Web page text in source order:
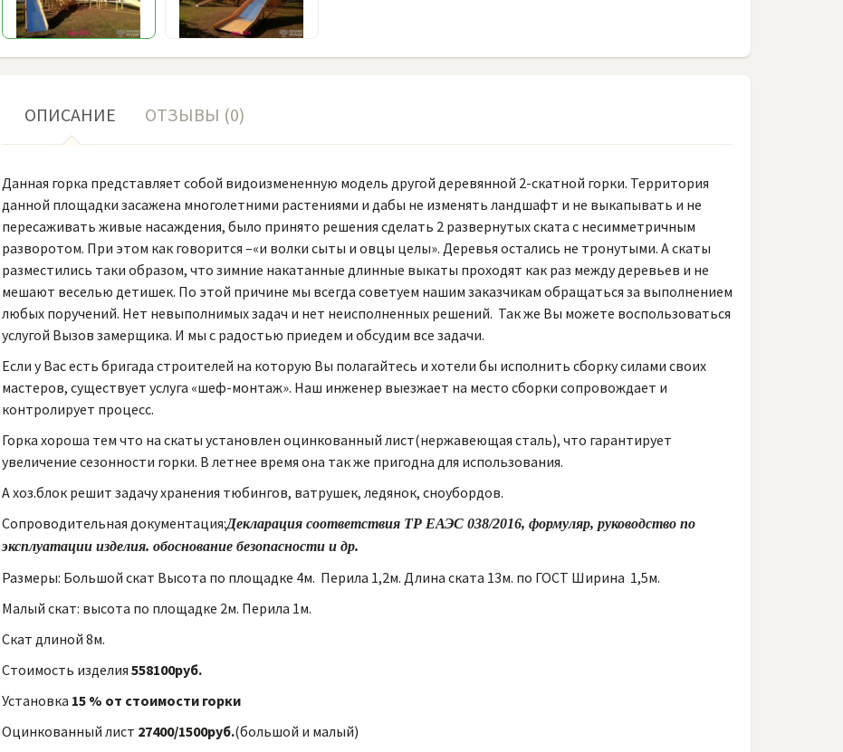
ОПИСАНИЕ ОТЗЫВЫ (0)
Данная горка представляет собой видоизмененную модель другой деревянной 2-скатной горки. Территория
данной площадки засажена многолетними растениями и дабы не изменять ландшафт и не выкапывать и не
пересаживать живые насаждения, было принято решения сделать 2 развернутых ската с несимметричным
разворотом. При этом как говорится –«и волки сыты и овцы целы». Деревья остались не тронутыми. А скаты
разместились таки образом, что зимние накатанные длинные выкаты проходят как раз между деревьев и не
мешают веселью детишек. По этой причине мы всегда советуем нашим заказчикам обращаться за выполнением
любых поручений. Нет невыполнимых задач и нет неисполненных решений. Так же Вы можете воспользоваться
услугой Вызов замерщика. И мы с радостью приедем и обсудим все задачи.
Если у Вас есть бригада строителей на которую Вы полагайтесь и хотели бы исполнить сборку силами своих
мастеров, существует услуга «шеф-монтаж». Наш инженер выезжает на место сборки сопровождает и
контролирует процесс.
Горка хороша тем что на скаты установлен оцинкованный лист(нержавеющая сталь), что гарантирует
увеличение сезонности горки. В летнее время она так же пригодна для использования.
А хоз.блок решит задачу хранения тюбингов, ватрушек, ледянок, сноубордов.
Сопроводительная документация:Декларация соответствия ТР ЕАЭС 038/2016, формуляр, руководство по
эксплуатации изделия. обоснование безопасности и др.
Размеры: Большой скат Высота по площадке 4м. Перила 1,2м. Длина ската 13м. по ГОСТ Ширина 1,5м.
Малый скат: высота по площадке 2м. Перила 1м.
Скат длиной 8м.
Стоимость изделия 558100руб.
Установка 15 % от стоимости горки
Оцинкованный лист 27400/1500руб.(большой и малый)